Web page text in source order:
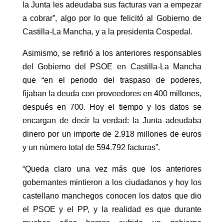
la Junta les adeudaba sus facturas van a empezar
a cobrar”, algo por lo que felicitó al Gobierno de
Castilla-La Mancha, y a la presidenta Cospedal.
Asimismo, se refirió a los anteriores responsables
del Gobierno del PSOE en Castilla-La Mancha
que “en el periodo del traspaso de poderes,
fijaban la deuda con proveedores en 400 millones,
después en 700. Hoy el tiempo y los datos se
encargan de decir la verdad: la Junta adeudaba
dinero por un importe de 2.918 millones de euros
y un número total de 594.792 facturas”.
“Queda claro una vez más que los anteriores
gobernantes mintieron a los ciudadanos y hoy los
castellano manchegos conocen los datos que dio
el PSOE y el PP, y la realidad es que durante